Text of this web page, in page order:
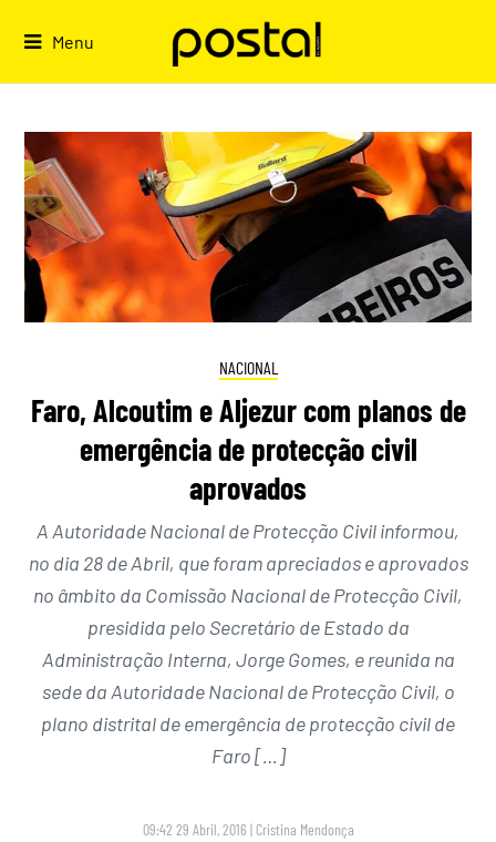
Menu
NACIONAL
Faro, Alcoutim e Aljezur com planos de
emergência de protecção civil
aprovados
A Autoridade Nacional de Protecção Civil informou,
no dia 28 de Abril, que foram apreciados e aprovados
no âmbito da Comissão Nacional de Protecção Civil,
presidida pelo Secretário de Estado da
Administração Interna, Jorge Gomes, e reunida na
sede da Autoridade Nacional de Protecção Civil, o
plano distrital de emergência de protecção civil de
Faro […]
09:42 29 Abril, 2016 | Cristina Mendonça